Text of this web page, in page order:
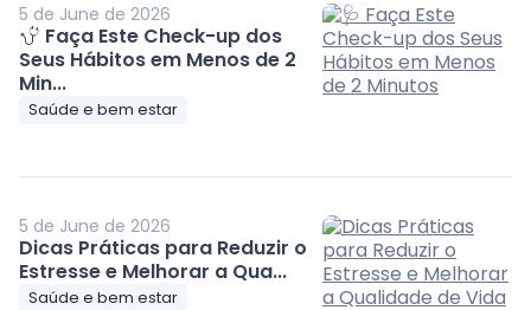
5 de June de 2026
Faça Este Check-up dos
Seus Hábitos em Menos de 2
Min...
Saúde e bem estar
5 de June de 2026
Dicas Práticas para Reduzir o
Estresse e Melhorar a Qua...
Saúde e bem estar